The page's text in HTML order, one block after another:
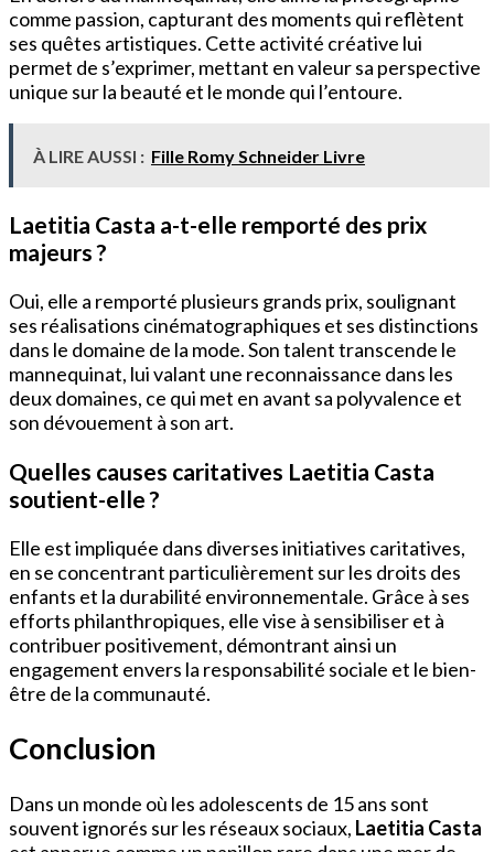
comme passion, capturant des moments qui reflètent
ses quêtes artistiques. Cette activité créative lui
permet de s’exprimer, mettant en valeur sa perspective
unique sur la beauté et le monde qui l’entoure.
À LIRE AUSSI : Fille Romy Schneider Livre
Laetitia Casta a-t-elle remporté des prix
majeurs ?
Oui, elle a remporté plusieurs grands prix, soulignant
ses réalisations cinématographiques et ses distinctions
dans le domaine de la mode. Son talent transcende le
mannequinat, lui valant une reconnaissance dans les
deux domaines, ce qui met en avant sa polyvalence et
son dévouement à son art.
Quelles causes caritatives Laetitia Casta
soutient-elle ?
Elle est impliquée dans diverses initiatives caritatives,
en se concentrant particulièrement sur les droits des
enfants et la durabilité environnementale. Grâce à ses
efforts philanthropiques, elle vise à sensibiliser et à
contribuer positivement, démontrant ainsi un
engagement envers la responsabilité sociale et le bien-
être de la communauté.
Conclusion
Dans un monde où les adolescents de 15 ans sont
souvent ignorés sur les réseaux sociaux, Laetitia Casta